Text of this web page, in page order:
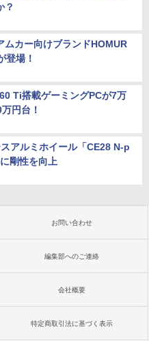
？
ムカー向けブランドHOMUR
登場！
Ti搭載ゲーミングPCが7万
円台！
アルミホイール「CE28 N-p
剛性を向上
お問い合わせ
編集部へのご連絡
会社概要
特定商取引法に基づく表示